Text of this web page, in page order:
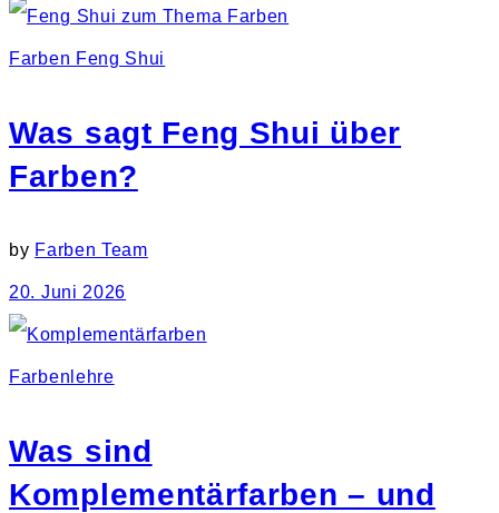
Farben Feng Shui
Was sagt Feng Shui über
Farben?
by Farben Team
20. Juni 2026
Farbenlehre
Was sind
Komplementärfarben – und